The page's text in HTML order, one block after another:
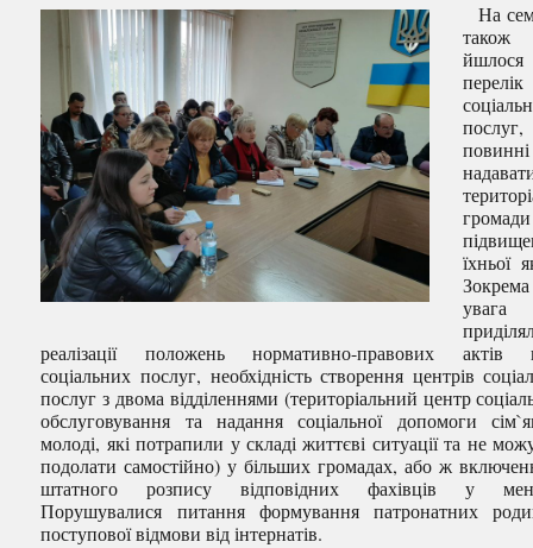
На
також
перелік
повинні
їхньої
Зокрема
увага
реалізації положень нормативно-правових актів
соціальних послуг, необхідність створення центрів
послуг з двома відділеннями (територіальний центр
обслуговування та надання соціальної допомоги
молоді, які потрапили у складі життєві ситуації та не
подолати самостійно) у більших громадах, або ж
штатного розпису відповідних фахівців у
Порушувалися питання формування патронатних
поступової відмови від інтернатів.